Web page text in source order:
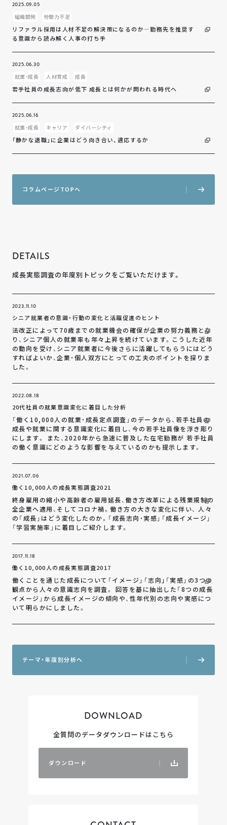
2025.09.05
組織開発
労働力不足
リファラル採用は人材不足の解決策になるのか―勤務先を推奨す
る意識から読み解く人事の打ち手
2025.06.30
就業・成長
人材育成 成長
若手社員の成長志向が低下 成長とは何かが問われる時代へ
2025.06.16
就業・成長
キャリア ダイバーシティ
「静かな退職」に企業はどう向き合い、適応するか
コラ ムページTOPへ
DETAILS
成長実態調査の年度別トピックをご覧いただけます。
2023.11.10
シニア就業者の意識・行動の変化と活躍促進のヒント
法改正によって70歳までの就業機会の確保が企業の努力義務とな
り、シニア個人の就業率も年々上昇を続けています。こうした近年
の動向を受け、シニア就業者に今後さらに活躍してもらうにはどう
すればよいか、企業・個人双方にとっての工夫のポイントを探りま
した。
2022.08.18
20代社員の就業意識変化に着目した分析
「働く10,000人の就業・成長定点調査」のデータから、若手社員の
成長や就業に関する意識変化に着目し、今の若手社員像を浮き彫り
にします。 また、2020年から急速に普及した在宅勤務が 若手社員
の働く意識にどのような影響を与えているのかも提示します。
2021.07.06
働く10,000人の成長実態調査2021
終身雇用の縮小や高齢者の雇用延長、働き方改革による残業規制の
全企業へ適用、そしてコロナ禍。働き方の大きな変化に伴い、 人々
の「成長」はどう変化したのか。「成長志向・実感」「成長イメージ」
「学習実施率」に着目しご紹介します。
2017.11.18
働く10,000人の成長実態調査2017
働くことを通じた成長について「イメージ」「志向｣「実感」の3つの
観点から人々の意識志向を調査。 回答を基に抽出した「8つの成長
イメージ」から成長イメージの傾向や、性年代別の志向や実感につ
いて明らかにしました。
テー マ・年度別分析へ
DOWNLOAD
全質問のデータダウンロードはこちら
ダウン ロー ド